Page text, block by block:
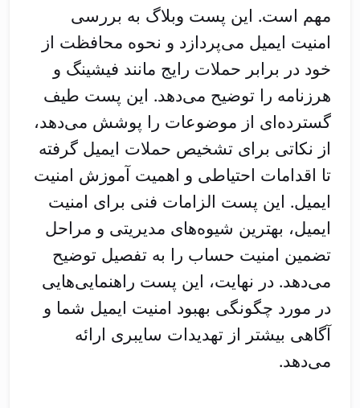
مهم است. این پست وبلاگ به بررسی
امنیت ایمیل می‌پردازد و نحوه محافظت از
خود در برابر حملات رایج مانند فیشینگ و
هرزنامه را توضیح می‌دهد. این پست طیف
گسترده‌ای از موضوعات را پوشش می‌دهد،
از نکاتی برای تشخیص حملات ایمیل گرفته
تا اقدامات احتیاطی و اهمیت آموزش امنیت
ایمیل. این پست الزامات فنی برای امنیت
ایمیل، بهترین شیوه‌های مدیریتی و مراحل
تضمین امنیت حساب را به تفصیل توضیح
می‌دهد. در نهایت، این پست راهنمایی‌هایی
در مورد چگونگی بهبود امنیت ایمیل شما و
آگاهی بیشتر از تهدیدات سایبری ارائه
می‌دهد.